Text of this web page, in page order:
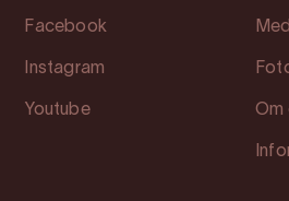
Facebook
Instagram
Youtube Om